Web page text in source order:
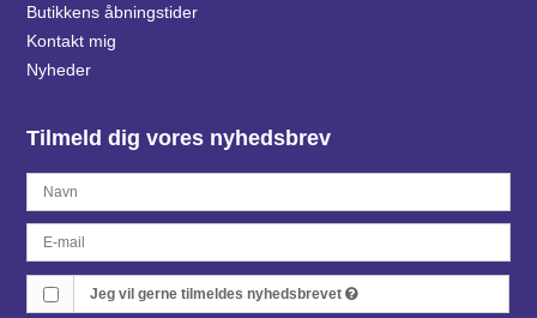
Butikkens åbningstider
Kontakt mig
Nyheder
Tilmeld dig vores nyhedsbrev
Jeg vil gerne tilmeldes nyhedsbrevet